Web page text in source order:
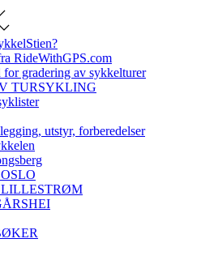
RideWithGPS.com
for gradering av sykkelturer
TURSYKLING
utstyr, forberedelser